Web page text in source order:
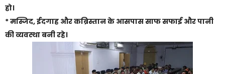
हो।
* मस्जिद, ईदगाह और कब्रिस्तान के आसपास साफ सफाई और पानी
की व्यवस्था बनी रहे।